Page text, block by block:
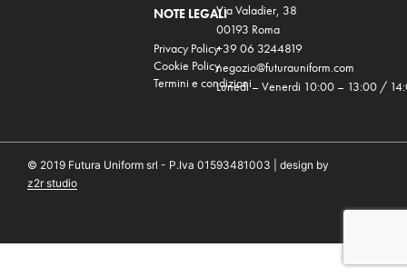
NOTE LEGALI
Privacy Policy
Cookie Policy
Termini e condizioni
Via Valadier, 38
00193 Roma
+39 06 3244819
negozio@futurauniform.com
Lunedi – Venerdi 10:00 – 13:00 /
© 2019 Futura Uniform srl - P.Iva 01593481003 | design by
z2r studio